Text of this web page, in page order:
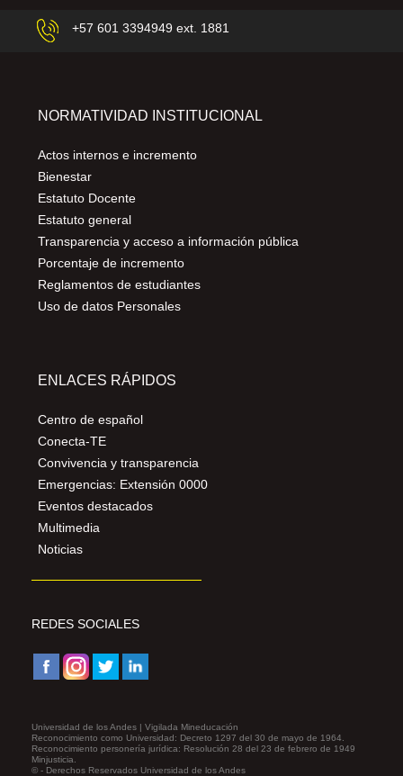
+57 601 3394949 ext. 1881
NORMATIVIDAD INSTITUCIONAL
Actos internos e incremento
Bienestar
Estatuto Docente
Estatuto general
Transparencia y acceso a información pública
Porcentaje de incremento
Reglamentos de estudiantes
Uso de datos Personales
ENLACES RÁPIDOS
Centro de español
Conecta-TE
Convivencia y transparencia
Emergencias: Extensión 0000
Eventos destacados
Multimedia
Noticias
REDES SOCIALES
Universidad de los Andes | Vigilada Mineducación
Reconocimiento como Universidad: Decreto 1297 del 30 de mayo de 1964.
Reconocimiento personería jurídica: Resolución 28 del 23 de febrero de 1949
Minjusticia.
© - Derechos Reservados Universidad de los Andes